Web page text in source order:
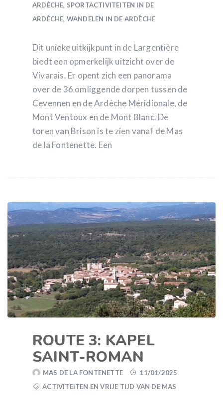
ARDÈCHE, SPORTACTIVITEITEN IN DE
ARDÈCHE, WANDELEN IN DE ARDÈCHE
Dit unieke uitkijkpunt in de Largentière
biedt een opmerkelijk uitzicht over de
Vivarais. Er opent zich een panorama
over de 36 omliggende dorpen tussen de
Cevennen en de Ardèche Méridionale, de
Mont Ventoux en de Mont Blanc. De
toren van Brison is te zien vanaf de Mas
de la Fontenette. Een
ROUTE 3: KAPEL
SAINT-ROMAN
MAS DE LA FONTENETTE
11/01/2025
ACTIVITEITEN EN VRIJE TIJD VAN DE MAS